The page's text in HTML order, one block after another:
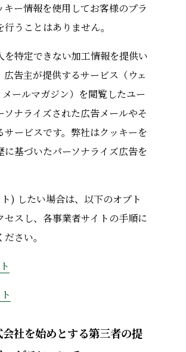
キー情報を使用してお客様のプラ
うことはありません。
を特定できない加工情報を提供い
告主が提供するサービス（ウェ
メールマガジン）を閲覧したユー
ナライズされた広告メールやそ
サービスです。弊社はクッキーを
に基づいたパーソナライズ広告を
) したい場合は、以下のオプト
セスし、各事業者サイトの手順に
さい。
社を始めとする第三者の提